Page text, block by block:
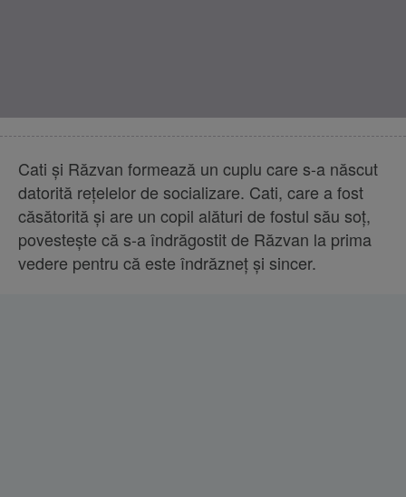
Cati și Răzvan formează un cuplu care s-a născut
datorită rețelelor de socializare. Cati, care a fost
căsătorită și are un copil alături de fostul său soț,
povestește că s-a îndrăgostit de Răzvan la prima
vedere pentru că este îndrăzneț și sincer.